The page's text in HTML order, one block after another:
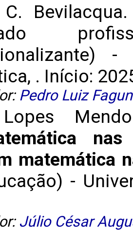
C.
. Início:
Pedro Luiz
matemática
-
Júlio César